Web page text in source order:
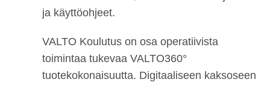
ja käyttöohjeet.
VALTO Koulutus on osa operatiivista
toimintaa tukevaa VALTO360°
tuotekokonaisuutta. Digitaaliseen kaksoseen